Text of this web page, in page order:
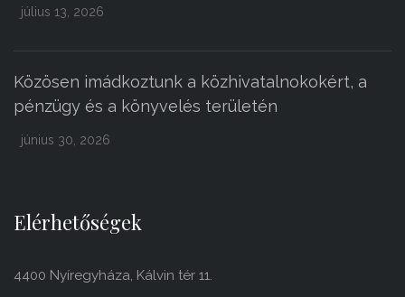
július 13, 2026
Közösen imádkoztunk a közhivatalnokokért, a
pénzügy és a könyvelés területén
június 30, 2026
Elérhetőségek
4400 Nyíregyháza, Kálvin tér 11.